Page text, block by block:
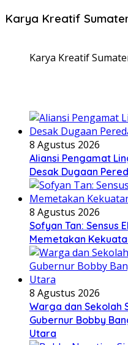
Karya Kreatif
Karya Kreatif
8 Agustus 2026
Aliansi Pengamat
Desak Dugaan
8 Agustus 2026
Sofyan Tan: Sensus
Memetakan
8 Agustus 2026
Warga dan Sekolah
Gubernur Bobby
Utara